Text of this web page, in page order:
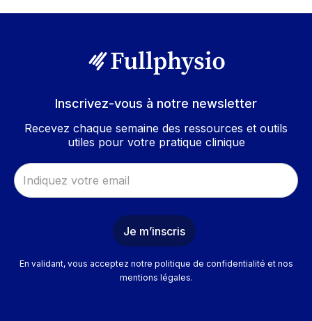
Inscrivez-vous à notre newsletter
Recevez chaque semaine des ressources et outils
utiles pour votre pratique clinique
En validant, vous acceptez notre politique de confidentialité et nos
mentions légales.